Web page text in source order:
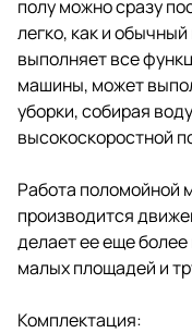
полу можно сразу
легко, как и
выполняет все
машины, может
уборки, собирая
высокоскоростной
Работа поломойной
производится
делает ее еще
малых площадей и
Комплектация: